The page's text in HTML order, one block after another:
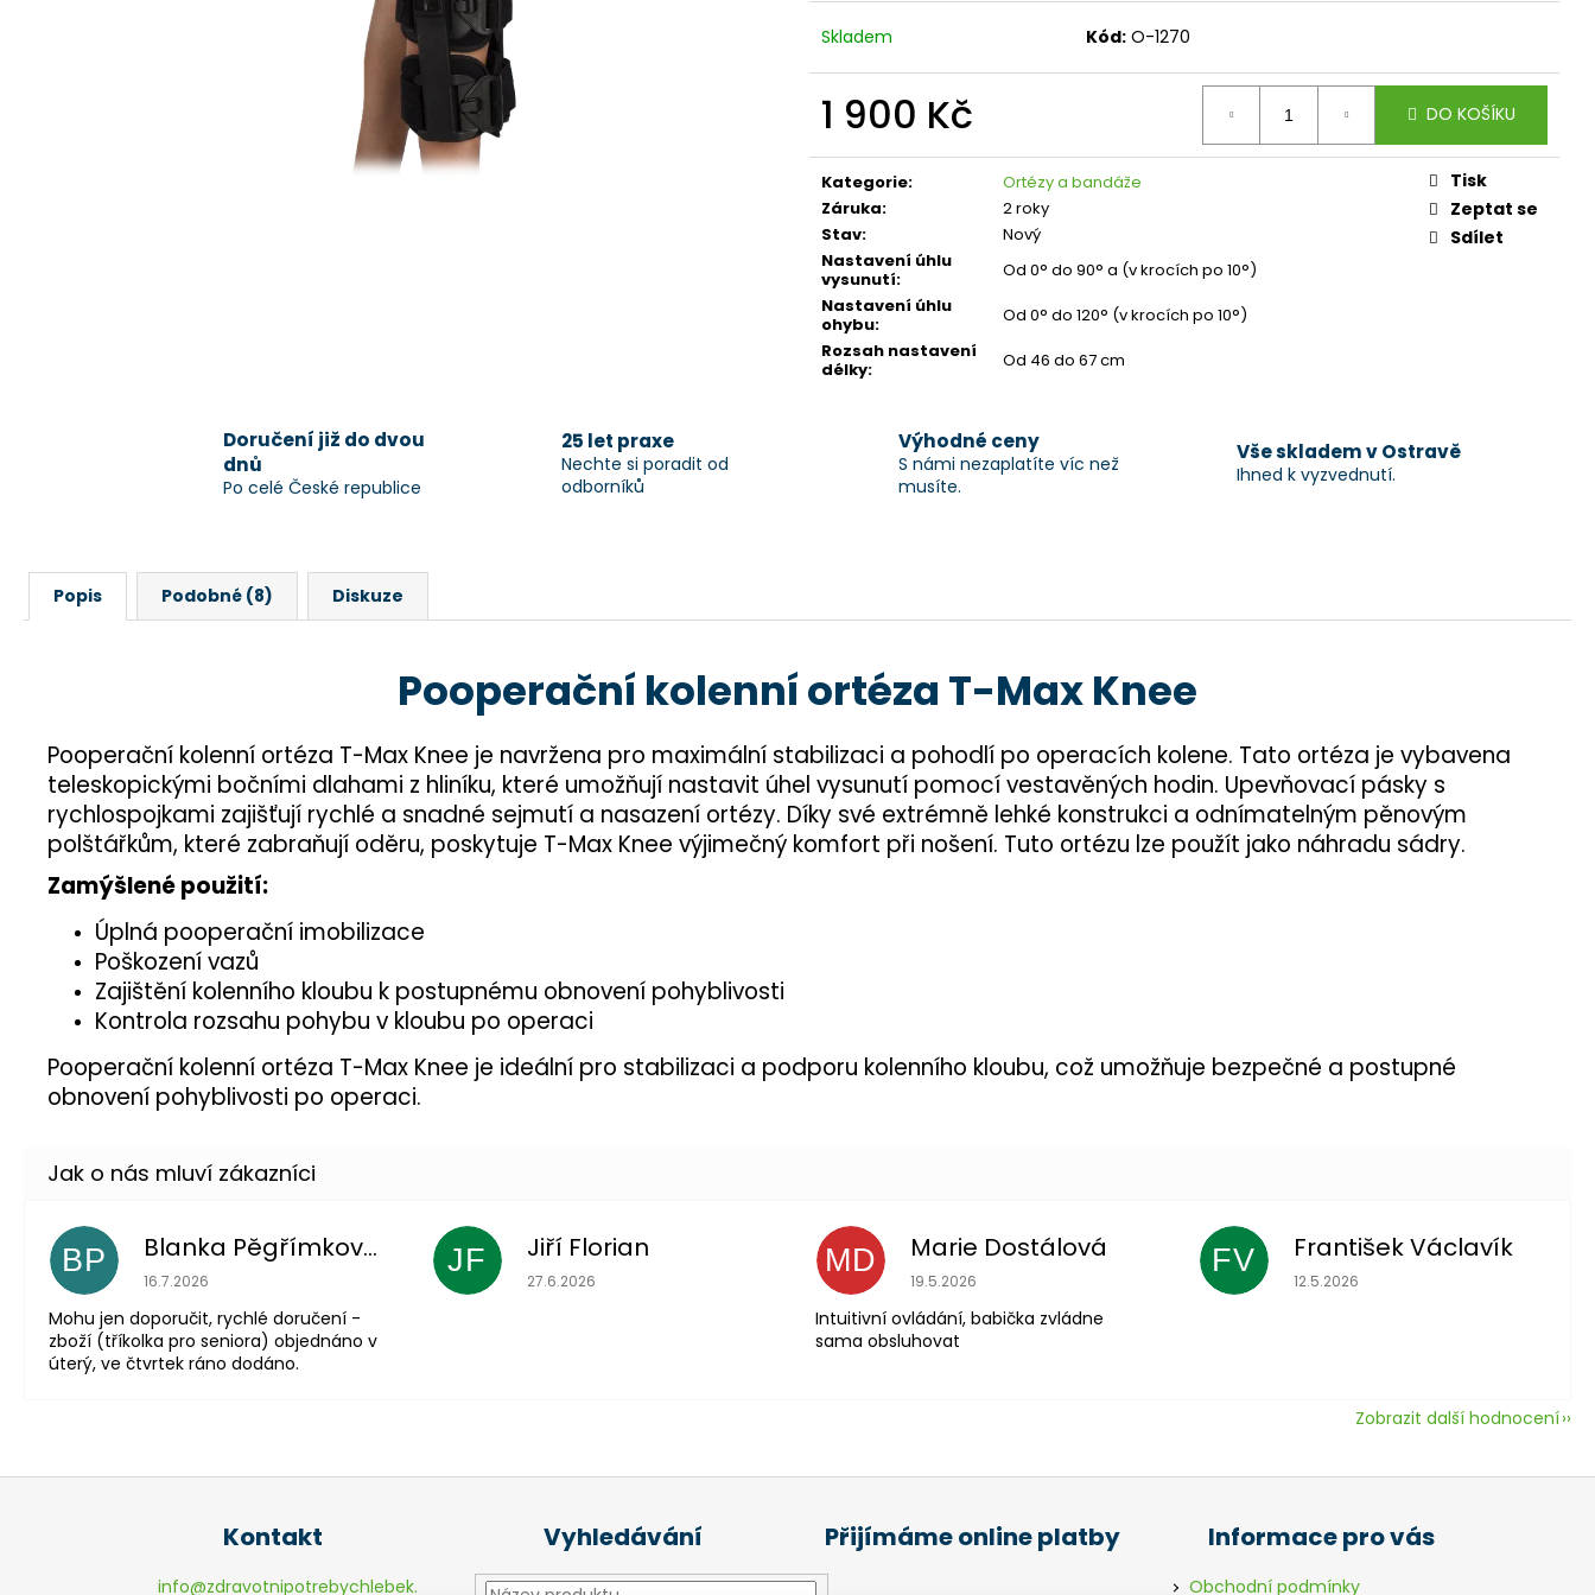
Skladem Kód: O-1270
1 900 Kč
cena:
DO KOŠÍKU
Kategorie:
Ortézy a bandáže
Záruka:
2 roky
Stav:
Nový
Nastavení úhlu
vysunutí:
Od 0° do 90° a (v krocích po 10°)
Nastavení úhlu
ohybu:
Od 0° do 120° (v krocích po 10°)
Rozsah nastavení
délky: Od 46 do 67 cm
Tisk
Zeptat se
Sdílet
Doručení již do dvou
dnů
Po celé České republice
25 let praxe
Nechte si poradit od
odborníků
Výhodné ceny
S námi nezaplatíte víc než
musíte.
Vše skladem v Ostravě
Ihned k vyzvednutí.
Popis Podobné (8) Diskuze
Pooperační kolenní ortéza T-Max Knee
Pooperační kolenní ortéza T-Max Knee je navržena pro maximální stabilizaci a pohodlí po operacích kolene. Tato ortéza je vybavena
teleskopickými bočními dlahami z hliníku, které umožňují nastavit úhel vysunutí pomocí vestavěných hodin. Upevňovací pásky s
rychlospojkami zajišťují rychlé a snadné sejmutí a nasazení ortézy. Díky své extrémně lehké konstrukci a odnímatelným pěnovým
polštářkům, které zabraňují oděru, poskytuje T-Max Knee výjimečný komfort při nošení. Tuto ortézu lze použít jako náhradu sádry.
Zamýšlené použití:
Úplná pooperační imobilizace
Poškození vazů
Zajištění kolenního kloubu k postupnému obnovení pohyblivosti
Kontrola rozsahu pohybu v kloubu po operaci
Pooperační kolenní ortéza T-Max Knee je ideální pro stabilizaci a podporu kolenního kloubu, což umožňuje bezpečné a postupné
obnovení pohyblivosti po operaci.
BP Blanka Pěgřímková
Hodnocení obchodu je 5 z 5 hvězdiček.
16.7.2026
Mohu jen doporučit, rychlé doručení -
zboží (tříkolka pro seniora) objednáno v
úterý, ve čtvrtek ráno dodáno.
JF Jiří Florian
Hodnocení obchodu je 5 z 5 hvězdiček.
27.6.2026
MD Marie Dostálová
Hodnocení obchodu je 5 z 5 hvězdiček.
19.5.2026
Intuitivní ovládání, babička zvládne
sama obsluhovat
FV František Václavík
Hodnocení obchodu je 5 z 5
12.5.2026
Zobrazit další hodnocení
Kontakt
info@zdravotnipotrebychlebek.
Vyhledávání Přijímáme online platby Informace pro vás
Obchodní podmínky